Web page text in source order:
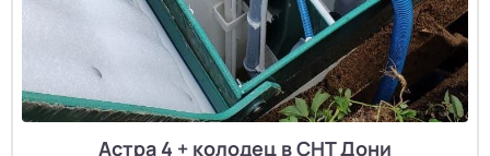
Астра 4 + колодец в СНТ Дони